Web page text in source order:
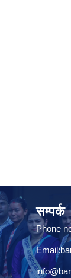
सम्पर्क
Phone
Email: